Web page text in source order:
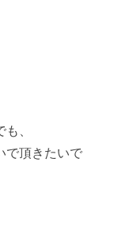
、
で頂きたいで